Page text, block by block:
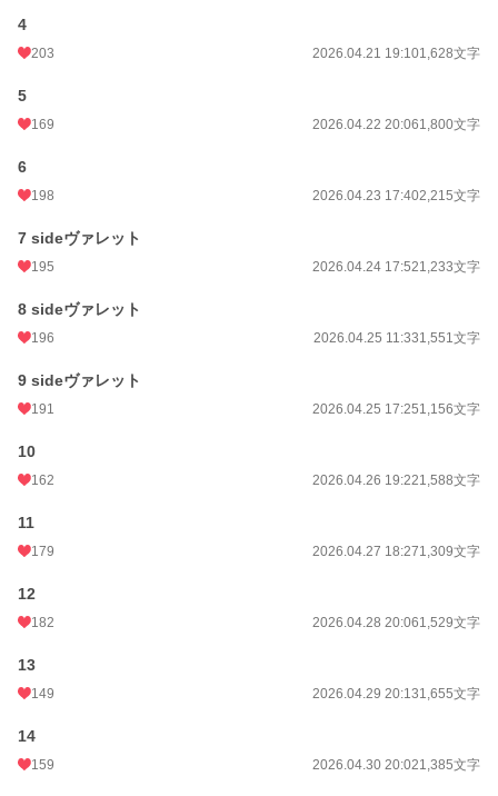
お気に入り
24h.ポイント
文字数
更新日時
初回完結日時 2026.05.16 14:37
累計ポイント
4
203 2026.04.21 19:101,628文字
5
169 2026.04.22 20:061,800文字
6
198 2026.04.23 17:402,215文字
7 sideヴァレット
195 2026.04.24 17:521,233文字
8 sideヴァレット
196 2026.04.25 11:331,551文字
9 sideヴァレット
191 2026.04.25 17:251,156文字
10
162 2026.04.26 19:221,588文字
11
179 2026.04.27 18:271,309文字
12
182 2026.04.28 20:061,529文字
13
149 2026.04.29 20:131,655文字
14
159 2026.04.30 20:021,385文字